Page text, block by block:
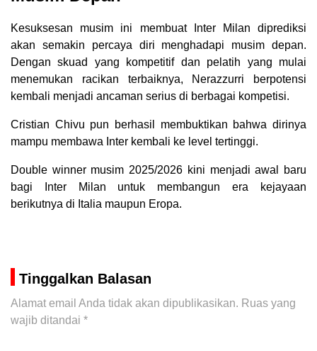
Kesuksesan musim ini membuat Inter Milan diprediksi
akan semakin percaya diri menghadapi musim depan.
Dengan skuad yang kompetitif dan pelatih yang mulai
menemukan racikan terbaiknya, Nerazzurri berpotensi
kembali menjadi ancaman serius di berbagai kompetisi.
Cristian Chivu pun berhasil membuktikan bahwa dirinya
mampu membawa Inter kembali ke level tertinggi.
Double winner musim 2025/2026 kini menjadi awal baru
bagi Inter Milan untuk membangun era kejayaan
berikutnya di Italia maupun Eropa.
Tinggalkan Balasan
Alamat email Anda tidak akan dipublikasikan. Ruas yang
wajib ditandai *